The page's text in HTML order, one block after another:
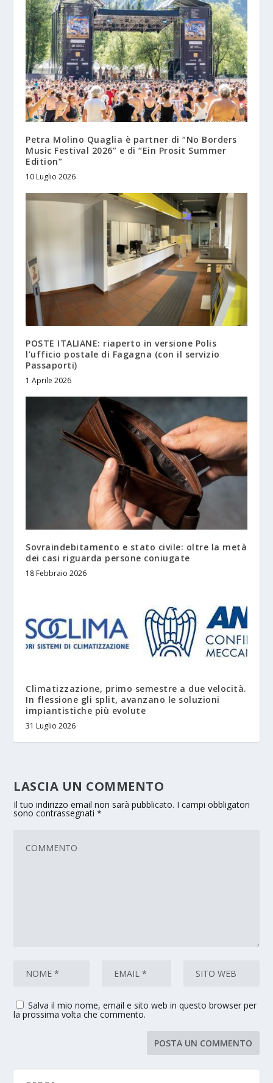
Petra Molino Quaglia è partner di “No Borders
Music Festival 2026” e di “Ein Prosit Summer
Edition”
10 Luglio 2026
POSTE ITALIANE: riaperto in versione Polis
l’ufficio postale di Fagagna (con il servizio
Passaporti)
1 Aprile 2026
Sovraindebitamento e stato civile: oltre la metà
dei casi riguarda persone coniugate
18 Febbraio 2026
Climatizzazione, primo semestre a due velocità.
In flessione gli split, avanzano le soluzioni
impiantistiche più evolute
31 Luglio 2026
LASCIA UN COMMENTO
Il tuo indirizzo email non sarà pubblicato. I campi obbligatori
sono contrassegnati*
Salva il mio nome, email e sito web in questo browser per
la prossima volta che commento.